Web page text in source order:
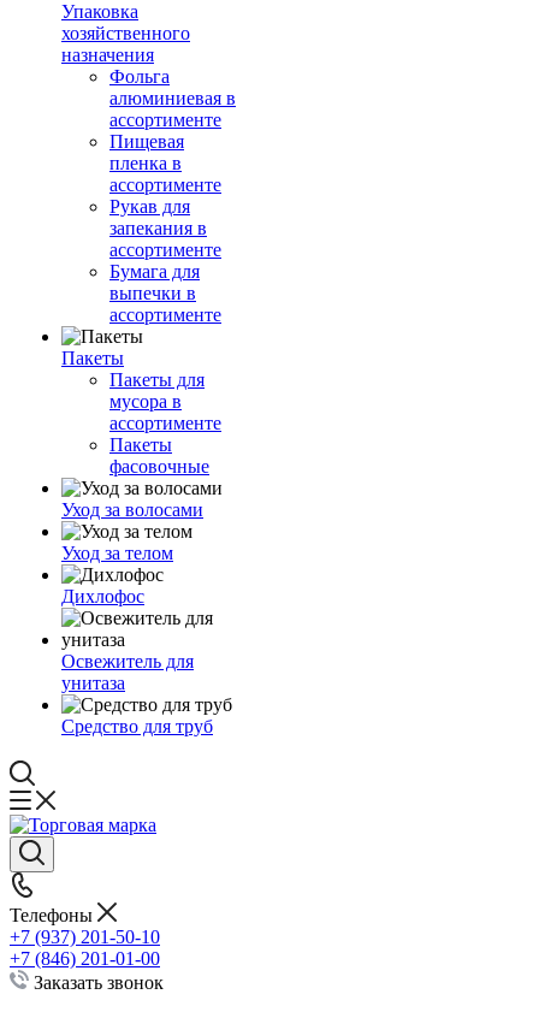
Упаковка
хозяйственного
назначения
Фольга
алюминиевая в
ассортименте
Пищевая
пленка в
ассортименте
Рукав для
запекания в
ассортименте
Бумага для
выпечки в
ассортименте
Пакеты
Пакеты для
мусора в
ассортименте
Пакеты
фасовочные
Уход за волосами
Уход за телом
Дихлофос
Освежитель для
унитаза
Средство для труб
Телефоны
+7 (937) 201-50-10
+7 (846) 201-01-00
Заказать звонок